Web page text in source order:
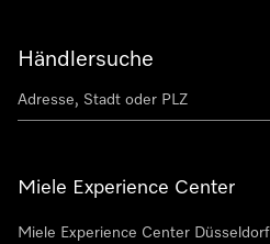
Händlersuche
Miele Experience Center
Miele Experience Center Düsseldorf